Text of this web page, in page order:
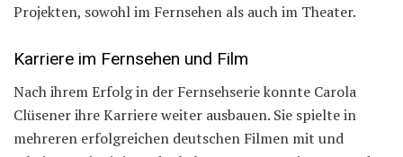
Projekten, sowohl im Fernsehen als auch im Theater.
Karriere im Fernsehen und Film
Nach ihrem Erfolg in der Fernsehserie konnte Carola
Clüsener ihre Karriere weiter ausbauen. Sie spielte in
mehreren erfolgreichen deutschen Filmen mit und